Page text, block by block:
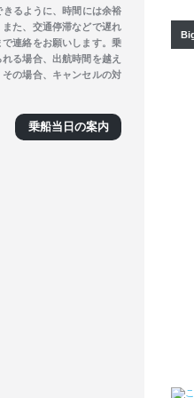
るように、時間には余裕
た、交通停滞などで遅れ
連絡をお願いします。乗
る場合、出航時間を越え
の場合、キャンセルの対
乗船当日の案内